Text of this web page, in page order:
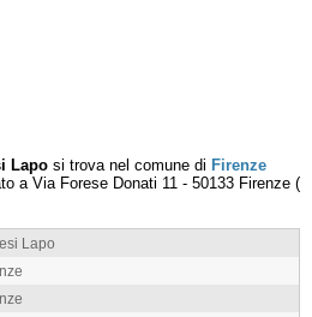
Lapo si trova nel comune di Firenze
a Via Forese Donati 11 - 50133 Firenze (
Lapo